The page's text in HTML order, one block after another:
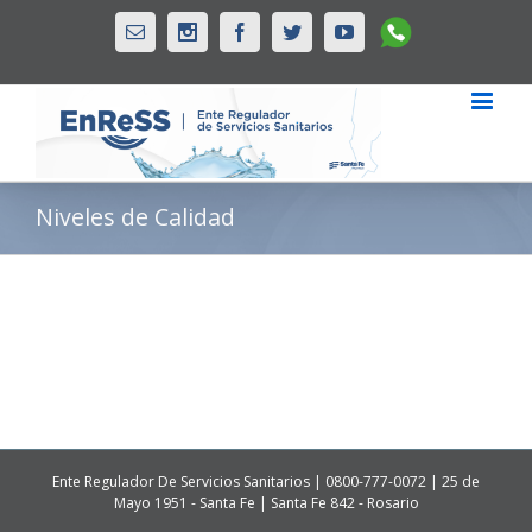
Email InstagramFacebookTwitterYoutubeWhatsapp
Niveles de Calidad
Ente Regulador De Servicios Sanitarios | 0800-777-0072 | 25 de
Mayo 1951 - Santa Fe | Santa Fe 842 - Rosario